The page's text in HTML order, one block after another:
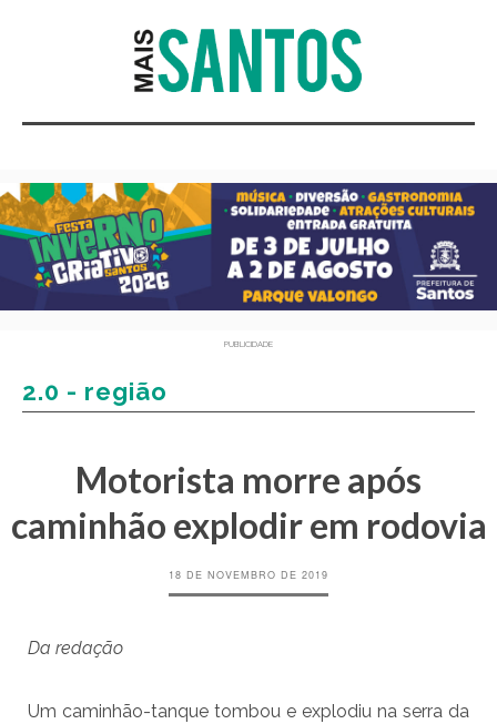
PUBLICIDADE
2.0 - região
Motorista morre após
caminhão explodir em rodovia
18 DE NOVEMBRO DE 2019
Da redação
Um caminhão-tanque tombou e explodiu na serra da